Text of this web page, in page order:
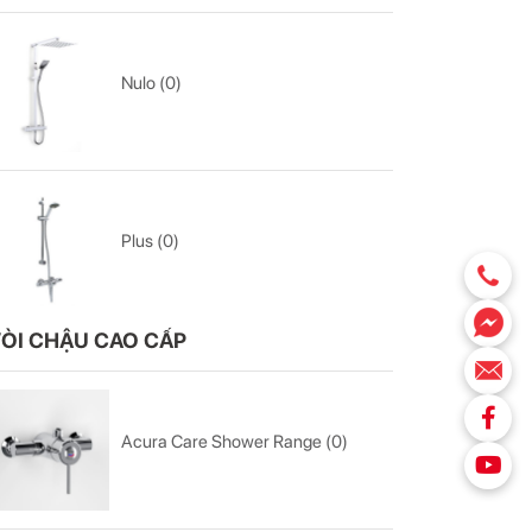
Nulo (0)
Plus (0)
CHẬU CAO CẤP
Acura Care Shower Range (0)